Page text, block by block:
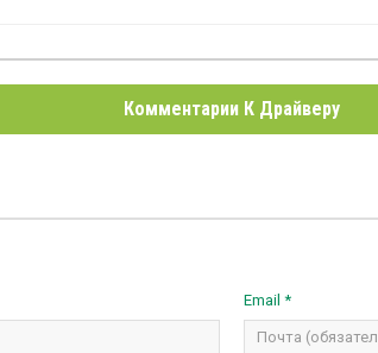
Комментарии К Драйверу
Email *